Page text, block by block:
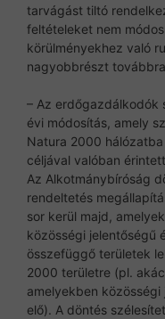
tarvágást tiltó
feltételeket nem
körülményekhez való
nagyobbrészt
– Az erdőgazdálkodók
évi módosítás, amely
Natura 2000
céljával valóban
Az Alkotmánybíróság
rendeltetés
sor kerül majd,
közösségi jelentőségű
összefüggő területek
2000 területre (pl.
amelyekben
elő). A döntés